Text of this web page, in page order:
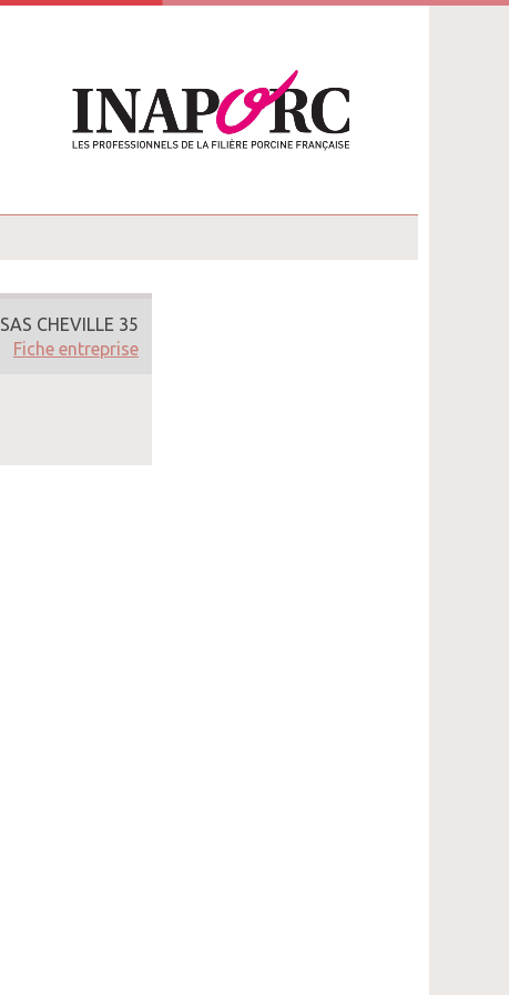
SAS CHEVILLE 35
Fiche entreprise